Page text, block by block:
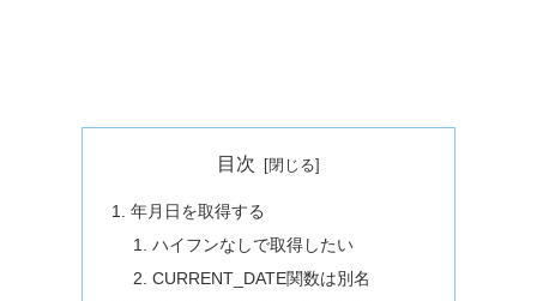
目次
年月日を取得する
ハイフンなしで取得したい
CURRENT_DATE関数は別名